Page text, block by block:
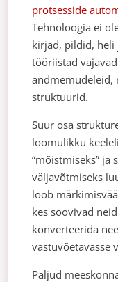
protsesside
Tehnoloogia ei
kirjad, pildid, heli
tööriistad
andmemudeleid,
struktuurid.
Suur osa
loomulikku
“mõistmiseks” ja
väljavõtmiseks
loob
kes soovivad
konverteerida
vastuvõetavasse
Paljud